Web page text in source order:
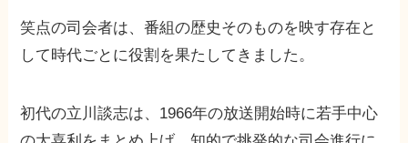
笑点の司会者は、番組の歴史そのものを映す存在と
して時代ごとに役割を果たしてきました。
初代の立川談志は、1966年の放送開始時に若手中心